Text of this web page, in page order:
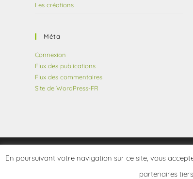
Les créations
Méta
Connexion
Flux des publications
Flux des commentaires
Site de WordPress-FR
Copyright 2026 - frangotier.fr - Site développé par Le
En poursuivant votre navigation sur ce site, vous
partenaires